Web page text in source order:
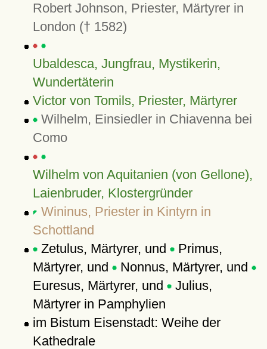
Robert Johnson, Priester, Märtyrer in
London († 1582)
Ubaldesca, Jungfrau, Mystikerin,
Wundertäterin
Victor von Tomils, Priester, Märtyrer
Wilhelm, Einsiedler in Chiavenna bei
Como
Wilhelm von Aquitanien (von Gellone),
Laienbruder, Klostergründer
Wininus, Priester in Kintyrn in
Schottland
Zetulus, Märtyrer, und Primus,
Märtyrer, und Nonnus, Märtyrer, und
Euresus, Märtyrer, und Julius,
Märtyrer in Pamphylien
im Bistum Eisenstadt: Weihe der
Kathedrale